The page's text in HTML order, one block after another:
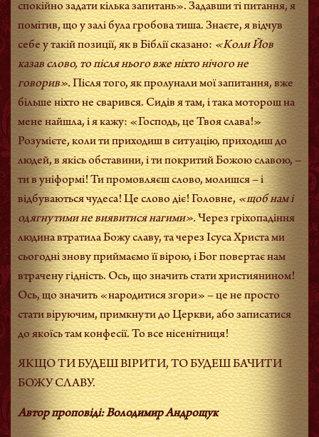
спокійно задати кілька запитань». Задавши ті питання, я
помітив, що у залі була гробова тиша. Знаєте, я відчув
себе у такій позиції, як в Біблії сказано:«Коли Йов
казав слово, то після нього вже ніхто нічого не
говорив».Після того, як пролунали мої запитання, вже
більше ніхто не сварився. Сидів я там, і така моторош на
мене найшла, і я кажу: «Господь, це Твоя слава!»
Розумієте, коли ти приходиш в ситуацію, приходиш до
людей, в якісь обставини, і ти покритий Божою славою, –
ти в уніформі! Ти промовляєш слово, молишся – і
відбуваються чудеса! Це слово діє! Головне,«щоб нам і
одягнутими не виявитися нагими».Через гріхопадіння
людина втратила Божу славу, та через Ісуса Христа ми
сьогодні знову приймаємо її вірою, і Бог повертає нам
втрачену гідність. Ось, що значить стати християнином!
Ось, що значить «народитися згори» – це не просто
стати віруючим, примкнути до Церкви, або записатися
до якоїсь там конфесії. То все нісенітниця!
ЯКЩО ТИ БУДЕШ ВІРИТИ, ТО БУДЕШ БАЧИТИ
БОЖУ СЛАВУ.
Автор проповіді: Володимир Андрощук